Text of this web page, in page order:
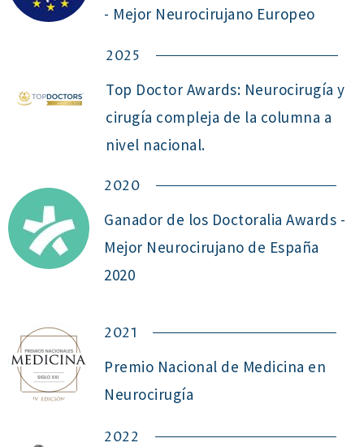
- Mejor Neurocirujano Europeo
2025
Top Doctor Awards: Neurocirugía y
cirugía compleja de la columna a
nivel nacional.
2020
Ganador de los Doctoralia Awards -
Mejor Neurocirujano de España
2020 ​
2021
Premio Nacional de Medicina en
Neurocirugía
2022